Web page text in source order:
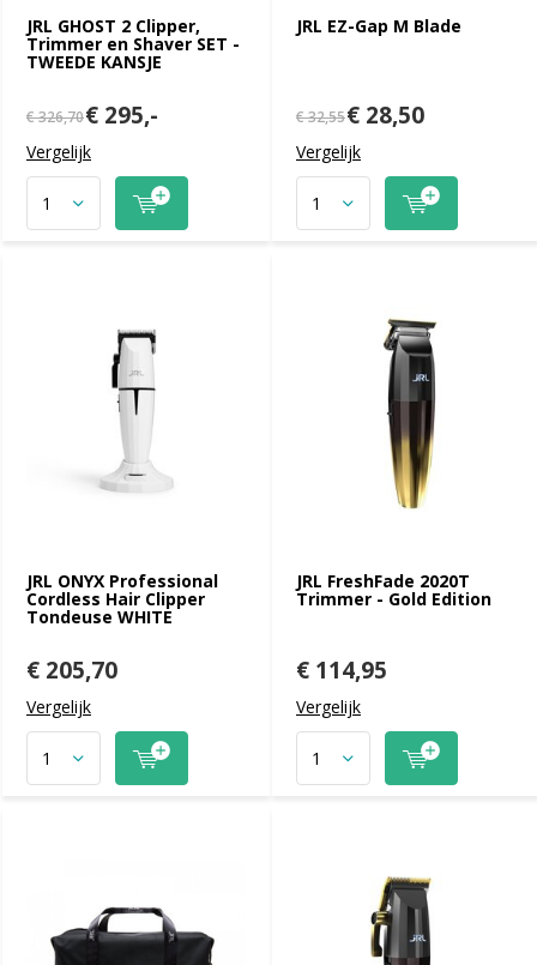
JRL GHOST 2 Clipper,
Trimmer en Shaver SET -
TWEEDE KANSJE
€ 326,70€ 295,-
Vergelijk
JRL EZ-Gap M Blade
€ 32,55€ 28,50
Vergelijk
JRL ONYX Professional
Cordless Hair Clipper
Tondeuse WHITE
€ 205,70
Vergelijk
JRL FreshFade 2020T
Trimmer - Gold Edition
€ 114,95
Vergelijk